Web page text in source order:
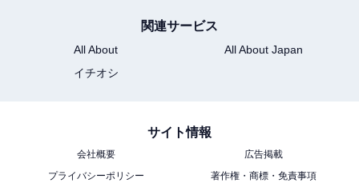
関連サービス
All About
All About Japan
イチオシ
サイト情報
会社概要
広告掲載
プライバシーポリシー
著作権・商標・免責事項